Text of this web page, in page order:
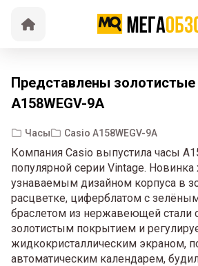
Представлены
A158WEGV-9A
Часы Casio A158WEGV-9A
Компания Casio выпустила часы
популярной серии Vintage. Новинка
узнаваемым дизайном корпуса в
расцветке, циферблатом с
браслетом из нержавеющей стали
золотистым покрытием и
жидкокристаллическим экраном,
автоматическим календарем,